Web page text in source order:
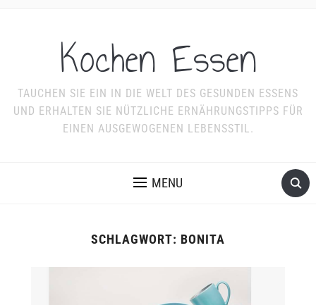
Kochen Essen
TAUCHEN SIE EIN IN DIE WELT DES GESUNDEN ESSENS
UND ERHALTEN SIE NÜTZLICHE ERNÄHRUNGSTIPPS FÜR
EINEN AUSGEWOGENEN LEBENSSTIL.
MENU
SCHLAGWORT: BONITA